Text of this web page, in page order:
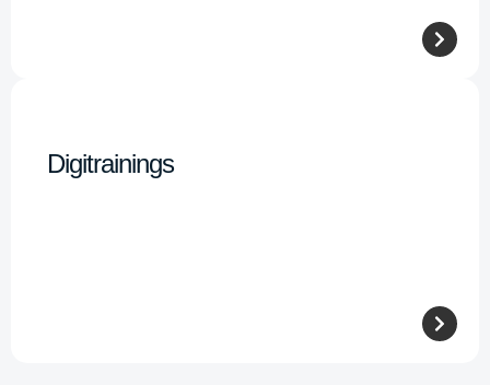
Digitrainings